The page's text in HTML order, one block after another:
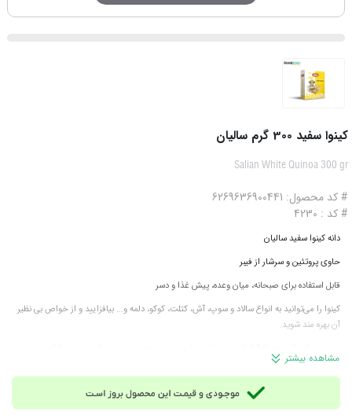
کینوا سفید 300 گرم سالیان
Salian White Quinoa 300 gr
# کد محصول: 6269636900441
# کد : 4230
دانه کینوا سفید سالیان
حاوی پروتئین و سرشار از فیبر
قابل استفاده برای صبحانه، میان وعده، پیش غذا و دسر
کینوا را می‌توانید به انواع سالاد و سوپ، آش، کتلت، کوکو، دلمه و... بیافزایید و از خواص بی نظیر
آن بهره مند شوید.
قابل استفاده است.
جایگزینی ایده آل برای افراد گیاهخوار یا افرادی که به هر دلیل از گوشت قرمز استفاده نمی‌کنند.
300 گرم
مشاهده بیشتر